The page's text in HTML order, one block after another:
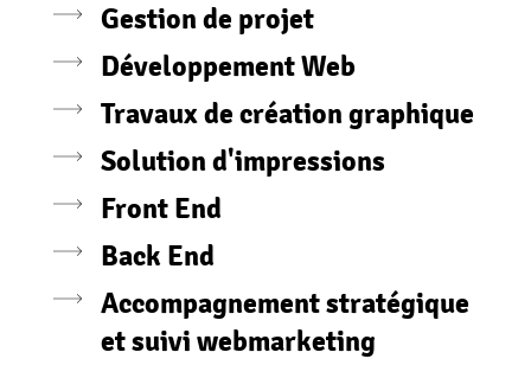
Gestion de projet
Développement Web
Travaux de création graphique
Solution d'impressions
Front End
Back End
Accompagnement stratégique
et suivi webmarketing